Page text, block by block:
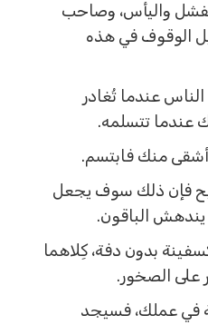
واليأس، وصاحب
الوقوف في هذه
عندما تُغادر
عندما تتسلمه.
منك فابتسم.
فإن ذلك سوف يجعل
يندهش الباقون.
بدون دفة، كِلاهما
على الصخور.
في عملك، فسيجد